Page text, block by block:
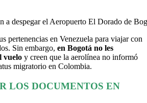
a despegar el Aeropuerto El Dorado de
pertenencias en Venezuela para viajar con
Sin embargo, en Bogotá no les
vuelo y creen que la aerolínea no informó
migratorio en Colombia.
LOS DOCUMENTOS EN